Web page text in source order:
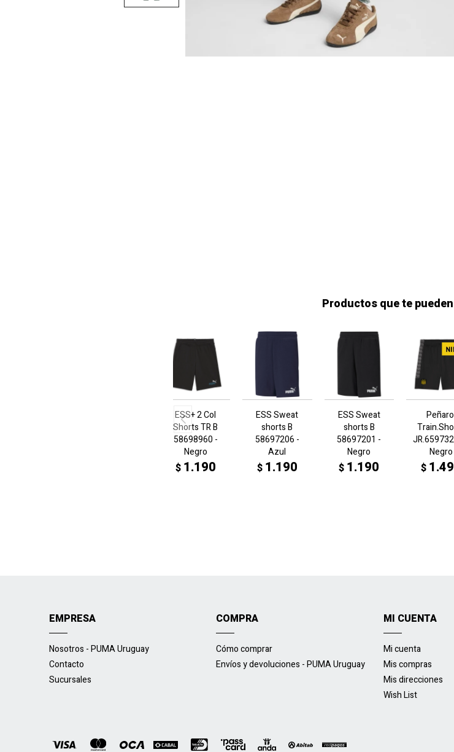
Productos que te
ESS+ 2 Col
Shorts TR B
58698960 -
Negro
$ 1.190
ESS Sweat
shorts B
58697206 -
Azul
$ 1.190
ESS Sweat
shorts B
58697201 -
Negro
$ 1.190
Negro
$
EMPRESA
Nosotros - PUMA Uruguay
Contacto
Sucursales
COMPRA
Cómo comprar
Envíos y devoluciones - PUMA Uruguay
MI CUENTA
Mi cuenta
Mis compras
Mis direcciones
Wish List